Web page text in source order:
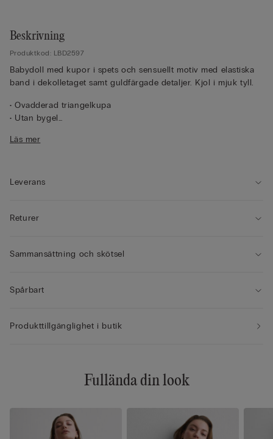
Beskrivning
Produktkod: LBD2597
Babydoll med kupor i spets och sensuellt motiv med elastiska
band i dekolletaget samt guldfärgade detaljer. Kjol i mjuk tyll.
• Ovadderad triangelkupa
• Utan bygel
• Klockformad kjol
Läs mer
Leverans
Returer
Sammansättning och skötsel
Spårbart
Produkttillgänglighet i butik
Fullända din look